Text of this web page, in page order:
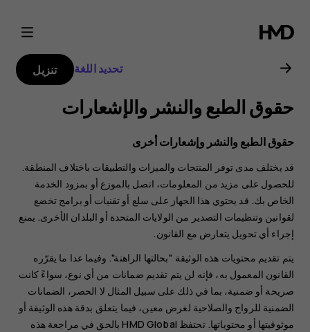
دليل
مستخدم
هاتف
Nokia
6.2
تحديد اللغة تنزيل
حقوق الطبع والنشر والإشعارات
حقوق الطبع والنشر وإشعارات أخرى
قد يختلف مدى توفر المنتجات والميزات والتطبيقات باختلاف المنطقة.
للحصول على مزيد من المعلومات، اتصل بالموزع أو بمزود الخدمة
الخاص بك. قد يحتوي هذا الجهاز على سلع أو تقنيات أو برامج تخضع
لقوانين وتنظيمات التصدير من الولايات المتحدة أو البلدان الأخرى. يمنع
إجراء أي تحويل يتعارض مع القانون.
يتم تقديم محتويات هذه الوثيقة "بحالتها الراهنة". وفيما عدا ما يقرّره
القانون المعمول به، فإنه لن يتم تقديم ضمانات من أي نوع، سواءً كانت
صريحة أو ضمنية، بما في ذلك على سبيل المثال لا الحصر، الضمانات
الضمنية للرواج والصلاحية لغرض معين، فيما يتعلق بدقة هذه الوثيقة أو
موثوقيتها أو محتوياتها. تحتفظ HMD Global بالحق في مراجعة هذه